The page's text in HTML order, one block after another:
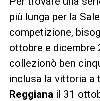
più lunga per la
competizione,
ottobre e dicembre
collezionò ben
inclusa la vittoria a
Reggianail 31